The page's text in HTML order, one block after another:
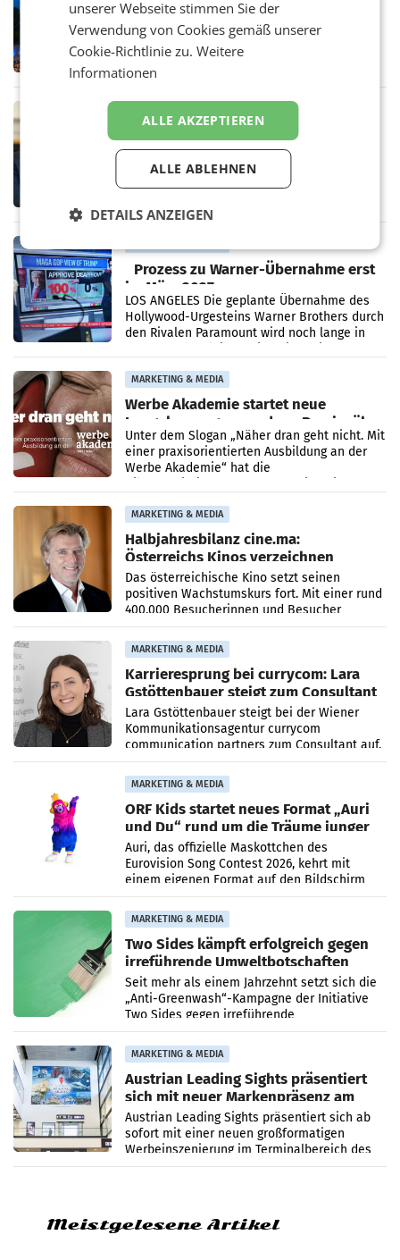
Jahren Grafenegg Festival und Peter
Simonischek
Am Sonntag, dem 9. August 2026, begleitet
Lillian Moschen das Publikum ab 9.05 Uhr
durch die ORF-„Kulturmatinee“. Die Sendung
Grafenegg
APA-Comm-Ranking: Christian
Stocker mit höchster Medienpräsenz
im Juli
Das APA-Comm-Politik-Ranking untersucht
monatlich die Berichterstattung von zwölf
analysiert, welche Politikerinnen und
Prozess zu Warner-Übernahme erst
im März 2027
LOS ANGELES Die geplante Übernahme des
Hollywood-Urgesteins Warner Brothers durch
den Rivalen Paramount wird noch lange in
MARKETING & MEDIA
Werbe Akademie startet neue
Imagekampagne rund um Praxisnähe
Unter dem Slogan „Näher dran geht nicht. Mit
einer praxisorientierten Ausbildung an der
Werbe Akademie“ hat die
MARKETING & MEDIA
Halbjahresbilanz cine.ma:
Österreichs Kinos verzeichnen
400.000 Besucher mehr
Das österreichische Kino setzt seinen
positiven Wachstumskurs fort. Mit einer rund
400.000 Besucherinnen und Besucher
höheren Nettoreichweite im ersten Halbjahr
2026 gegenüber dem
MARKETING & MEDIA
Karrieresprung bei currycom: Lara
Gstöttenbauer steigt zum Consultant
auf
Lara Gstöttenbauer steigt bei der Wiener
Kommunikationsagentur currycom
communication partners zum Consultant auf.
Die 27-jährige Beraterin betreut Kundinnen
und Kunden in den Bereichen
MARKETING & MEDIA
ORF Kids startet neues Format „Auri
und Du“ rund um die Träume junger
Menschen
Auri, das offizielle Maskottchen des
Eurovision Song Contest 2026, kehrt mit
einem eigenen Format auf den Bildschirm
zurück. In der neuen Sendung „Auri und Du“
bei ORF Kids steht
MARKETING & MEDIA
Two Sides kämpft erfolgreich gegen
irreführende Umweltbotschaften
beim Papiereinsatz
Seit mehr als einem Jahrzehnt setzt sich die
„Anti-Greenwash“-Kampagne der Initiative
Two Sides gegen irreführende
Umweltaussagen bei Papierkommunikation
und papierbasierten Verpackungen
MARKETING & MEDIA
Austrian Leading Sights präsentiert
sich mit neuer Markenpräsenz am
Flughafen Wien
Austrian Leading Sights präsentiert sich ab
sofort mit einer neuen großformatigen
Werbeinszenierung im Terminalbereich des
Flughafen Wien. Die Präsenz befindet sich im
Meistgelesene Artikel
unserer Webseite stimmen Sie der
Verwendung von Cookies gemäß unserer
Cookie-Richtlinie zu.Weitere
Informationen
ALLE AKZEPTIEREN
ALLE ABLEHNEN
DETAILS ANZEIGEN